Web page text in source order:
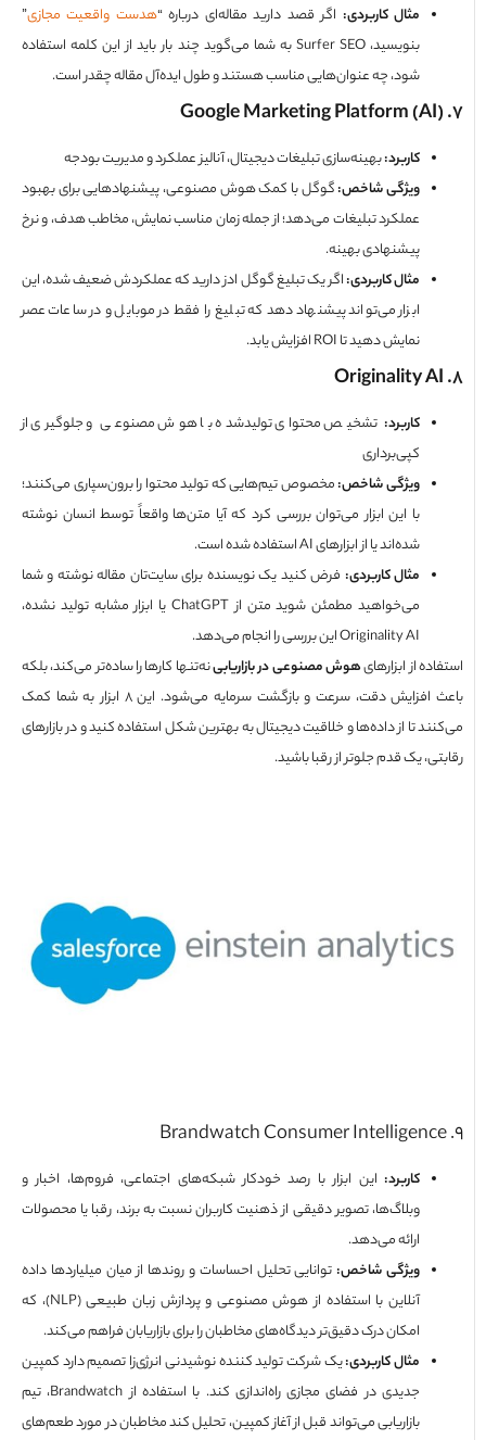
مثال کاربردی :اگر قصد دارید مقاله‌ای درباره “ هدست واقعیت مجازی”
بنویسید، Surfer SEO به شما می‌گوید چند بار باید از این کلمه استفاده
شود، چه عنوان‌هایی مناسب هستند و طول ایده‌آل مقاله چقدر است.
کاربرد: بهینه‌سازی تبلیغات دیجیتال، آنالیز عملکرد و مدیریت بودجه
ویژگی شاخص:گوگل با کمک هوش مصنوعی، پیشنهادهایی برای بهبود
عملکرد تبلیغات می‌دهد؛ از جمله زمان مناسب نمایش، مخاطب هدف، و نرخ
پیشنهادی بهینه.
مثال کاربردی:اگر یک تبلیغ گوگل ادز دارید که عملکردش ضعیف شده، این
ابزار می‌تواند پیشنهاد دهد که تبلیغ را فقط در موبایل و در ساعات عصر
نمایش دهید تا ROI افزایش یابد.
کاربرد: تشخیص محتوای تولیدشده با هوش مصنوعی و جلوگیری از
کپی‌برداری
ویژگی شاخص:مخصوص تیم‌هایی که تولید محتوا را برون‌سپاری می‌کنند؛
با این ابزار می‌توان بررسی کرد که آیا متن‌ها واقعاً توسط انسان نوشته
شده‌اند یا از ابزارهای AI استفاده شده است.
مثال کاربردی:فرض کنید یک نویسنده برای سایت‌تان مقاله نوشته و شما
می‌خواهید مطمئن شوید متن از ChatGPT یا ابزار مشابه تولید نشده،
Originality AI این بررسی را انجام می‌دهد.
از ابزارهایهوش مصنوعی در بازاریابینه‌تنها کارها را ساده‌تر می‌کند، بلکه
باعث افزایش دقت، سرعت و بازگشت سرمایه می‌شود. این 8 ابزار به شما کمک
تا از داده‌ها و خلاقیت دیجیتال به بهترین شکل استفاده کنید و در بازارهای
یک قدم جلوتر از رقبا باشید.
کاربرد: این ابزار با رصد خودکار شبکه‌های اجتماعی، فروم‌ها، اخبار و
وبلاگ‌ها، تصویر دقیقی از ذهنیت کاربران نسبت به برند، رقبا یا محصولات
ارائه می‌دهد.
ویژگی شاخص:توانایی تحلیل احساسات و روندها از میان میلیاردها داده
آنلاین با استفاده از هوش مصنوعی و پردازش زبان طبیعی (NLP)، که
امکان درک دقیق‌تر دیدگاه‌های مخاطبان را برای بازاریابان فراهم می‌کند.
مثال کاربردی:یک شرکت تولید کننده نوشیدنی انرژی‌زا تصمیم دارد کمپین
جدیدی در فضای مجازی راه‌اندازی کند. با استفاده از Brandwatch، تیم
بازاریابی می‌تواند قبل از آغاز کمپین، تحلیل کند مخاطبان در مورد طعم‌های